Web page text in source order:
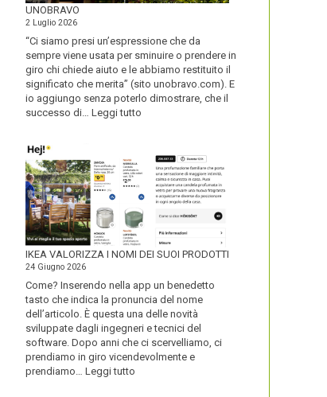
UNOBRAVO
2 Luglio 2026
“Ci siamo presi un’espressione che da
sempre viene usata per sminuire o prendere in
giro chi chiede aiuto e le abbiamo restituito il
significato che merita” (sito unobravo.com). E
io aggiungo senza poterlo dimostrare, che il
successo di… Leggi tutto
IKEA VALORIZZA I NOMI DEI SUOI PRODOTTI
24 Giugno 2026
Come? Inserendo nella app un benedetto
tasto che indica la pronuncia del nome
dell’articolo. È questa una delle novità
sviluppate dagli ingegneri e tecnici del
software. Dopo anni che ci scervelliamo, ci
prendiamo in giro vicendevolmente e
prendiamo… Leggi tutto